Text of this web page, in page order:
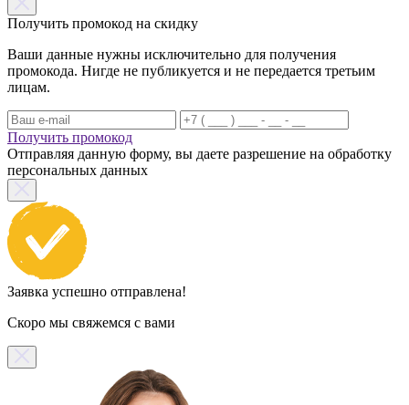
Получить промокод на скидку
Ваши данные нужны исключительно для получения
промокода. Нигде не публикуется и не передается третьим
лицам.
Получить промокод
Отправляя данную форму, вы даете разрешение на обработку
персональных данных
Заявка успешно отправлена!
Скоро мы свяжемся с вами